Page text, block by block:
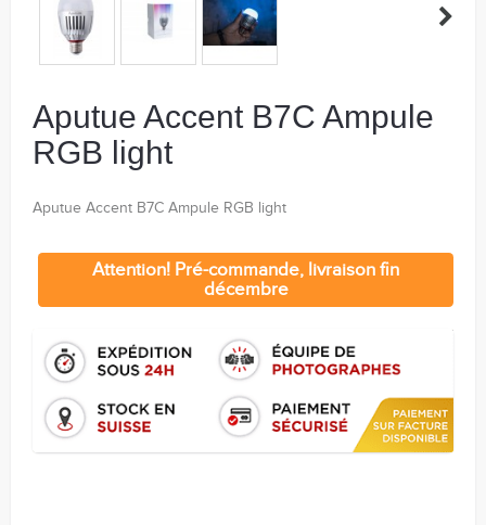
Aputue Accent B7C Ampule
RGB light
Aputue Accent B7C Ampule RGB light
Attention! Pré-commande, livraison fin
décembre